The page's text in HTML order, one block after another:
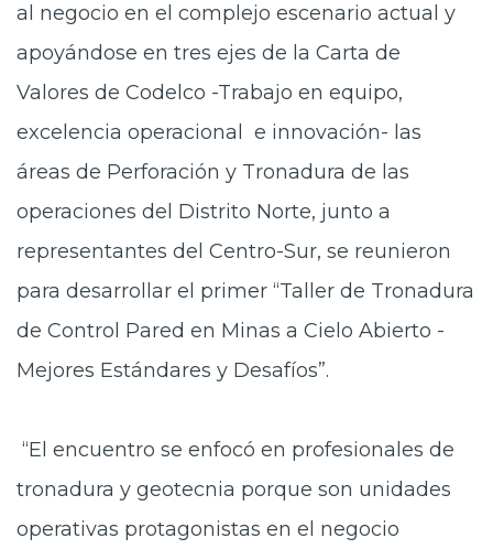
al negocio en el complejo escenario actual y
apoyándose en tres ejes de la Carta de
Valores de Codelco -Trabajo en equipo,
excelencia operacional e innovación- las
áreas de Perforación y Tronadura de las
operaciones del Distrito Norte, junto a
representantes del Centro-Sur, se reunieron
para desarrollar el primer “Taller de Tronadura
de Control Pared en Minas a Cielo Abierto -
Mejores Estándares y Desafíos”.
“El encuentro se enfocó en profesionales de
tronadura y geotecnia porque son unidades
operativas protagonistas en el negocio